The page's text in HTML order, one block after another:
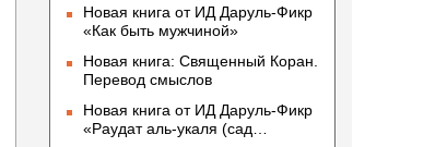
Новая книга от ИД Даруль-Фикр
«Как быть мужчиной»
Новая книга: Священный Коран.
Перевод смыслов
Новая книга от ИД Даруль-Фикр
«Раудат аль-укаля (cад